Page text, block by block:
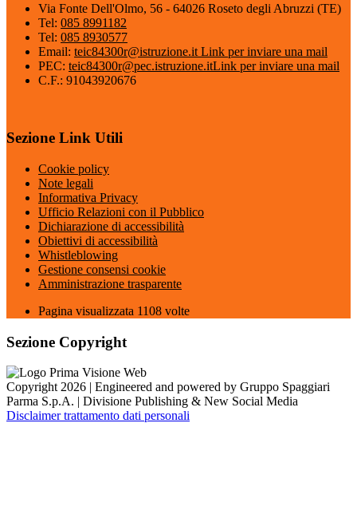
Via Fonte Dell'Olmo, 56 - 64026 Roseto degli Abruzzi (TE)
Tel: 085 8991182
Tel: 085 8930577
Email: teic84300r@istruzione.it Link per inviare una mail
PEC: teic84300r@pec.istruzione.itLink per inviare una mail
C.F.: 91043920676
Sezione Link Utili
Cookie policy
Note legali
Informativa Privacy
Ufficio Relazioni con il Pubblico
Dichiarazione di accessibilità
Obiettivi di accessibilità
Whistleblowing
Gestione consensi cookie
Amministrazione trasparente
Pagina visualizzata 1108 volte
Sezione Copyright
Copyright 2026 | Engineered and powered by Gruppo Spaggiari
Parma S.p.A. | Divisione Publishing & New Social Media
Disclaimer trattamento dati personali